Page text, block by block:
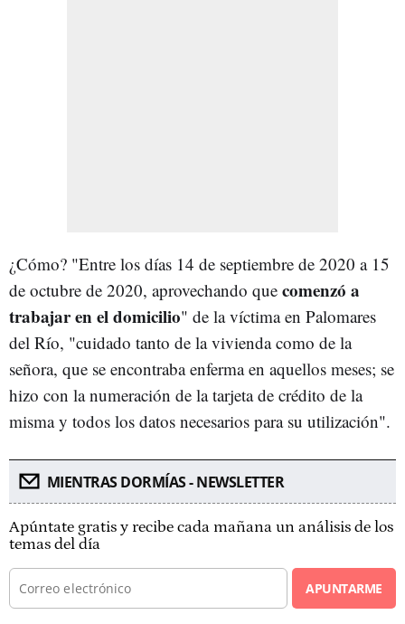
¿Cómo? "Entre los días 14 de septiembre de 2020 a 15
de octubre de 2020, aprovechando que comenzó a
trabajar en el domicilio" de la víctima en Palomares
del Río, "cuidado tanto de la vivienda como de la
señora, que se encontraba enferma en aquellos meses; se
hizo con la numeración de la tarjeta de crédito de la
misma y todos los datos necesarios para su utilización".
MIENTRAS DORMÍAS - NEWSLETTER
Apúntate gratis y recibe cada mañana un análisis de los
temas del día
APUNTARME